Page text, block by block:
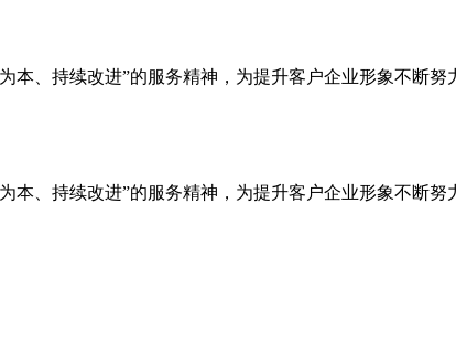
、持续改进”的服务精神，为提升客户企业形象不断
、持续改进”的服务精神，为提升客户企业形象不断